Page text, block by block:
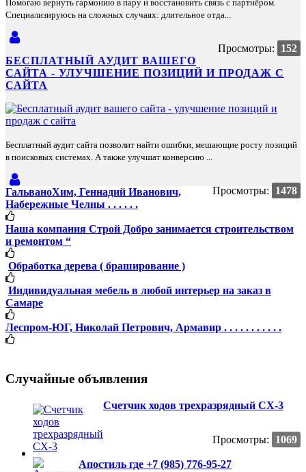
Помогаю вернуть гармонию в пару и восстановить связь с партнёром.
Специализируюсь на сложных случаях: длительное отда...
Просмотры:
152
БЕСПЛАТНЫЙ АУДИТ ВАШЕГО
САЙТА - УЛУЧШЕНИЕ ПОЗИЦИЙ И ПРОДАЖ С
САЙТА
Бесплатный аудит сайта позволит найти ошибки, мешающие росту позиций
в поисковых системах. А также улучшат конверсию ...
Просмотры: 1478
ГальваноХим, Геннадий Иванович,
Набережные Челны . . . . . .
Наша компания Строй Добро занимается строительством
и ремонтом “
Обработка дерева ( браширование )
Индивидуальная мебель в любой интерьер на заказ в
Самаре
Леспром-ЮГ, Николай Петрович, Армавир . . . . . . . . . . .
Случайные объявления
Счетчик ходов трехразрядный СХ-3
Просмотры: 1069
Апостиль где +7 (985) 776-95-27